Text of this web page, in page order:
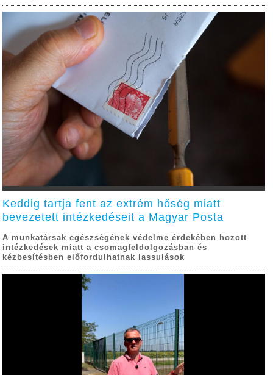
Keddig tartja fent az extrém hőség miatt
bevezetett intézkedéseit a Magyar Posta
A munkatársak egészségének védelme érdekében hozott
intézkedések miatt a csomagfeldolgozásban és
kézbesítésben előfordulhatnak lassulások